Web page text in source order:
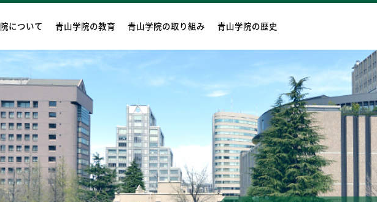
について 青山学院の教育 青山学院の取り組み 青山学院の歴史